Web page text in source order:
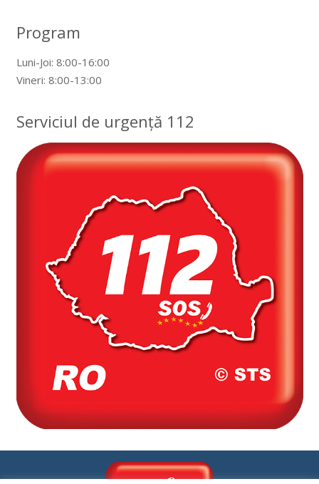
Program
Luni-Joi: 8:00-16:00
Vineri: 8:00-13:00
Serviciul de urgență 112